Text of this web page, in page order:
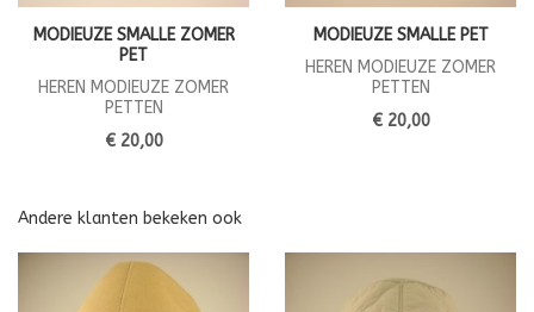
MODIEUZE SMALLE ZOMER
PET
HEREN MODIEUZE ZOMER
PETTEN
€ 20,00
MODIEUZE SMALLE PET
HEREN MODIEUZE ZOMER
PETTEN
€ 20,00
Andere klanten bekeken ook